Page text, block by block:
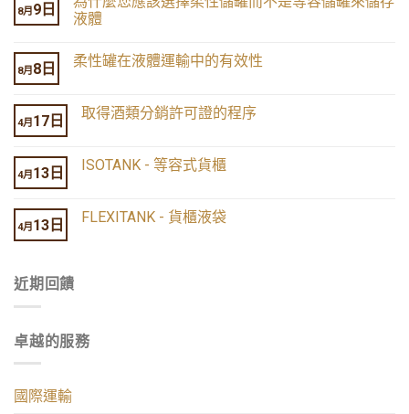
8月 9日
液體
8月 8日 柔性罐在液體運輸中的有效性
4月 17日 取得酒類分銷許可證的程序
4月 13日 ISOTANK - 等容式貨櫃
4月 13日 FLEXITANK - 貨櫃液袋
近期回饋
卓越的服務
國際運輸